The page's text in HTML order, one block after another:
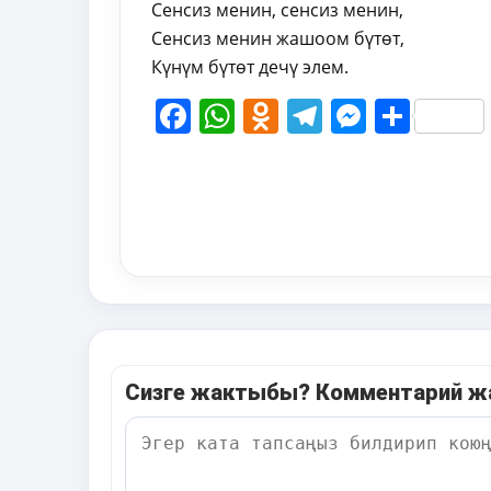
Сенсиз менин, сенсиз менин,
Сенсиз менин жашоом бүтөт,
Күнүм бүтөт дечү элем.
Facebook
WhatsApp
Telegram
Share
Сизге жактыбы? Комментарий